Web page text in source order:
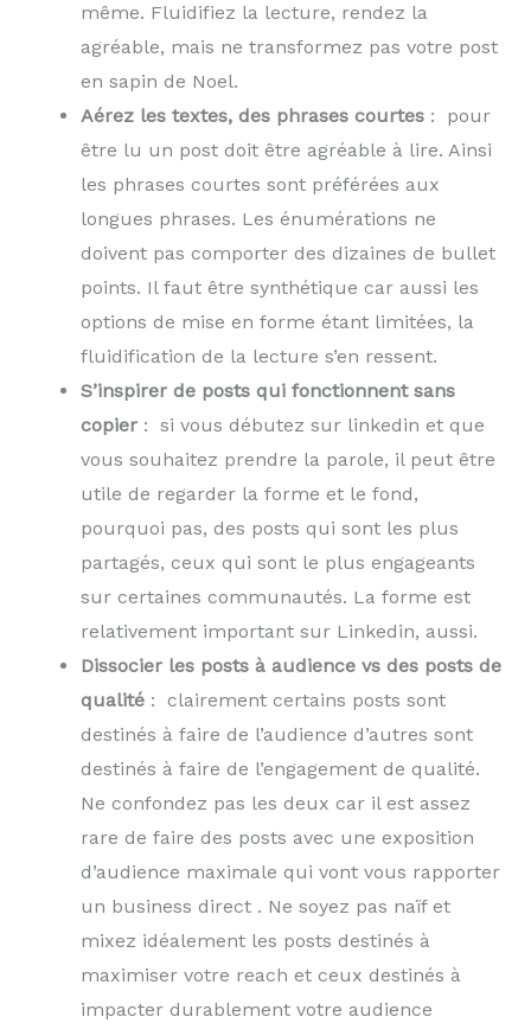
même. Fluidifiez la lecture, rendez la
agréable, mais ne transformez pas votre post
en sapin de Noel.
Aérez les textes, des phrases courtes : pour
être lu un post doit être agréable à lire. Ainsi
les phrases courtes sont préférées aux
longues phrases. Les énumérations ne
doivent pas comporter des dizaines de bullet
points. Il faut être synthétique car aussi les
options de mise en forme étant limitées, la
fluidification de la lecture s’en ressent.
S’inspirer de posts qui fonctionnent sans
copier : si vous débutez sur linkedin et que
vous souhaitez prendre la parole, il peut être
utile de regarder la forme et le fond,
pourquoi pas, des posts qui sont les plus
partagés, ceux qui sont le plus engageants
sur certaines communautés. La forme est
relativement important sur Linkedin, aussi.
Dissocier les posts à audience vs des posts de
qualité : clairement certains posts sont
destinés à faire de l’audience d’autres sont
destinés à faire de l’engagement de qualité.
Ne confondez pas les deux car il est assez
rare de faire des posts avec une exposition
d’audience maximale qui vont vous rapporter
un business direct . Ne soyez pas naïf et
mixez idéalement les posts destinés à
maximiser votre reach et ceux destinés à
impacter durablement votre audience